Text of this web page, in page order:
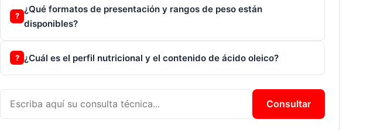
?
¿Qué formatos de presentación y rangos de peso están
disponibles?
? ¿Cuál es el perfil nutricional y el contenido de ácido oleico?
Consultar